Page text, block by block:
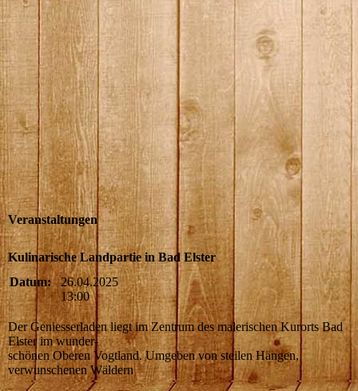
Veranstaltungen
Kulinarische Landpartie in Bad Elster
Datum:
26.04.2025
13:00
Der Geniesserladen liegt im Zentrum des malerischen Kurorts Bad
Elster im wunder-
schönen Oberen Vogtland. Umgeben von steilen Hängen,
verwunschenen Wäldern